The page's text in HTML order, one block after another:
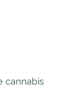
cannabis